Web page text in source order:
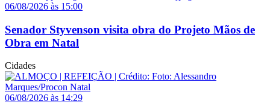
06/08/2026 às 15:00
Senador Styvenson visita obra do Projeto Mãos de
Obra em Natal
Cidades
06/08/2026 às 14:29